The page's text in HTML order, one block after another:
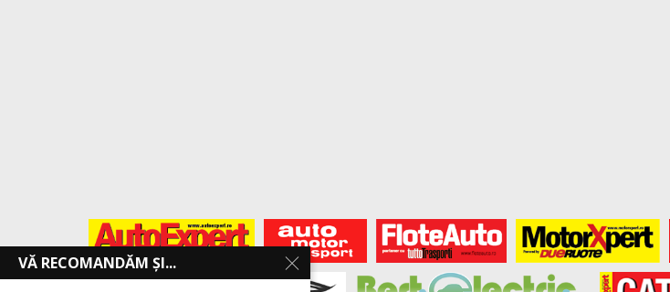
VĂ RECOMANDĂM ȘI...